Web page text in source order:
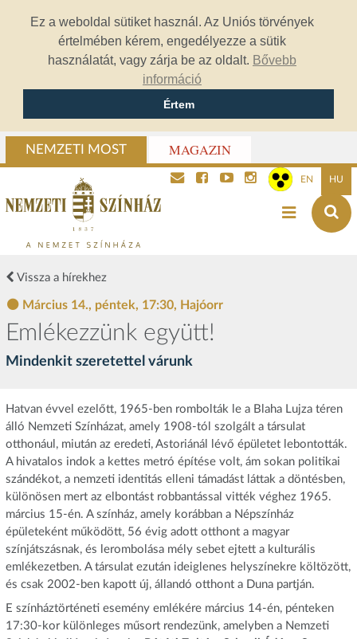
Ez a weboldal sütiket használ. Az Uniós törvények
értelmében kérem, engedélyezze a sütik
használatát, vagy zárja be az oldalt. Bővebb
információ
Értem
NEMZETI MOST MAGAZIN
EN HU
Vissza a hírekhez
Március 14., péntek, 17:30, Hajóorr
Emlékezzünk együtt!
Mindenkit szeretettel várunk
Hatvan évvel ezelőtt, 1965-ben rombolták le a Blaha Lujza téren
álló Nemzeti Színházat, amely 1908-tól szolgált a társulat
otthonául, miután az eredeti, Astoriánál lévő épületet lebontották.
A hivatalos indok a kettes metró építése volt, ám sokan politikai
szándékot, a nemzeti identitás elleni támadást láttak a döntésben,
különösen mert az elbontást robbantással vitték véghez 1965.
március 15-én. A színház, amely korábban a Népszínház
épületeként működött, 56 évig adott otthont a magyar
színjátszásnak, és lerombolása mély sebet ejtett a kulturális
emlékezetben. A társulat ezután ideiglenes helyszínekre költözött,
és csak 2002-ben kapott új, állandó otthont a Duna partján.
E színháztörténeti esemény emlékére március 14-én, pénteken
17:30-kor különleges műsort rendezünk, amelyben a Nemzeti